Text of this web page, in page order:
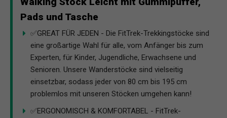
Pads und Tasche
✅GREAT FÜR JEDEN - Die FitTrek-Trekkingstöcke sind
eine großartige Wahl für alle, vom Anfänger bis zum
Experten, für Kinder, Jugendliche, Erwachsene und
Senioren. Unsere Wanderstöcke sind vielseitig
einsetzbar, sodass jeder von 80 cm bis 195 cm
problemlos mit unseren Stöcken umgehen kann!
✅ERGONOMISCH & KOMFORTABEL - FitTrek-